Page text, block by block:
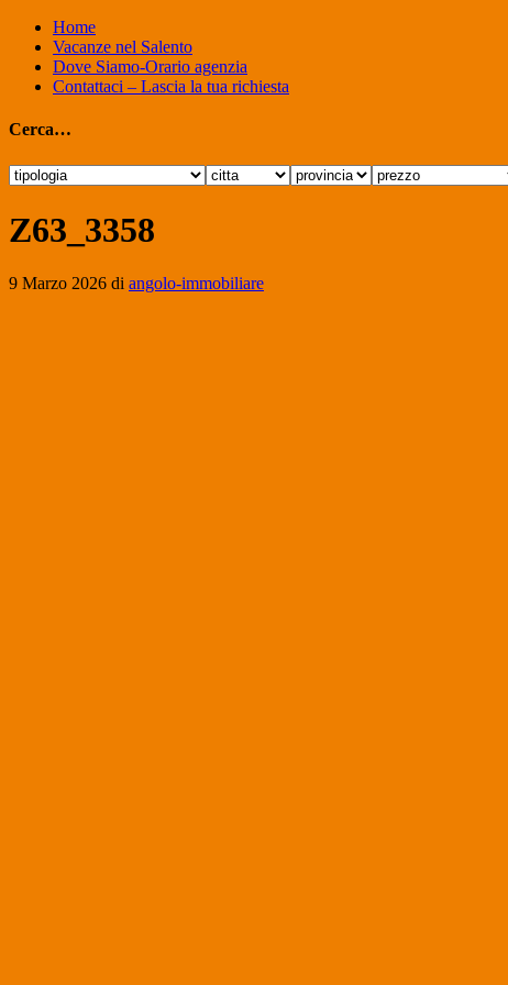
Home
Vacanze nel Salento
Dove Siamo-Orario agenzia
Contattaci – Lascia la tua richiesta
Cerca…
Z63_3358
9 Marzo 2026 di angolo-immobiliare